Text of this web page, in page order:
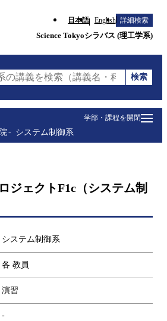
日本語 English 詳細検索
Science Tokyoシラバス (理工学系)
の講義を検索（講義名・科目コード・
検索
学部・課程を開閉
システム制御系
ジェクトF1c（システム制
システム制御系
各 教員
演習
-